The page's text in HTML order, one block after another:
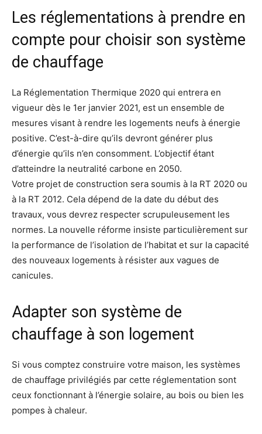
Les réglementations à prendre en
compte pour choisir son système
de chauffage
La Réglementation Thermique 2020 qui entrera en
vigueur dès le 1er janvier 2021, est un ensemble de
mesures visant à rendre les logements neufs à énergie
positive. C’est-à-dire qu’ils devront générer plus
d’énergie qu’ils n’en consomment. L’objectif étant
d’atteindre la neutralité carbone en 2050.
Votre projet de construction sera soumis à la RT 2020 ou
à la RT 2012. Cela dépend de la date du début des
travaux, vous devrez respecter scrupuleusement les
normes. La nouvelle réforme insiste particulièrement sur
la performance de l’isolation de l’habitat et sur la capacité
des nouveaux logements à résister aux vagues de
canicules.
Adapter son système de
chauffage à son logement
Si vous comptez construire votre maison, les systèmes
de chauffage privilégiés par cette réglementation sont
ceux fonctionnant à l’énergie solaire, au bois ou bien les
pompes à chaleur.